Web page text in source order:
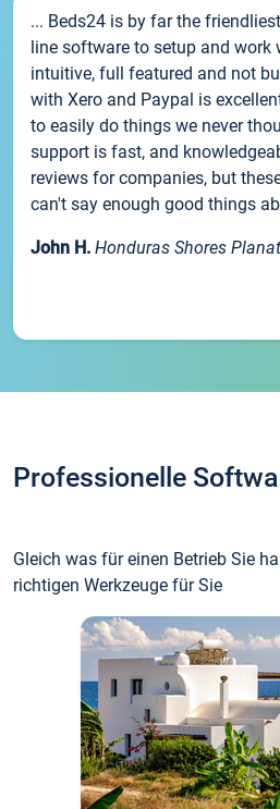
... Beds24 is by far the
line software to setup and work
intuitive, full featured and not
with Xero and Paypal is
to easily do things we never
support is fast, and
reviews for companies, but
can't say enough good things
John H. Honduras Shores
Professionelle
Gleich was für einen Betrieb Sie
richtigen Werkzeuge für Sie